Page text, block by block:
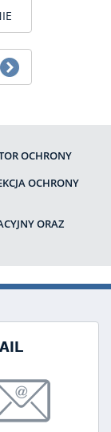
OCHRONY
OCHRONY
ORAZ